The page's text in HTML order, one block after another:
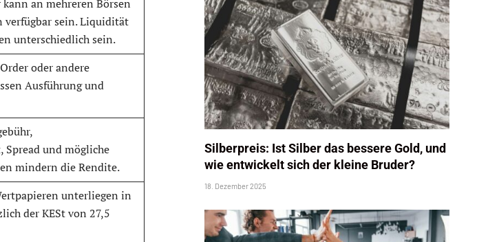
an mehreren Börsen
verfügbar sein. Liquidität
unterschiedlich sein.
oder andere
Ausführung und
und mögliche
mindern die Rendite.
unterliegen in
der KESt von 27,5
Silberpreis: Ist Silber das bessere Gold, und
wie entwickelt sich der kleine Bruder?
18. Dezember 2025